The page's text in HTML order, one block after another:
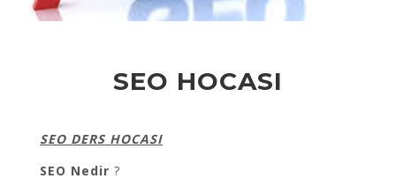
SEO HOCASI
SEO DERS HOCASI
SEO Nedir ?